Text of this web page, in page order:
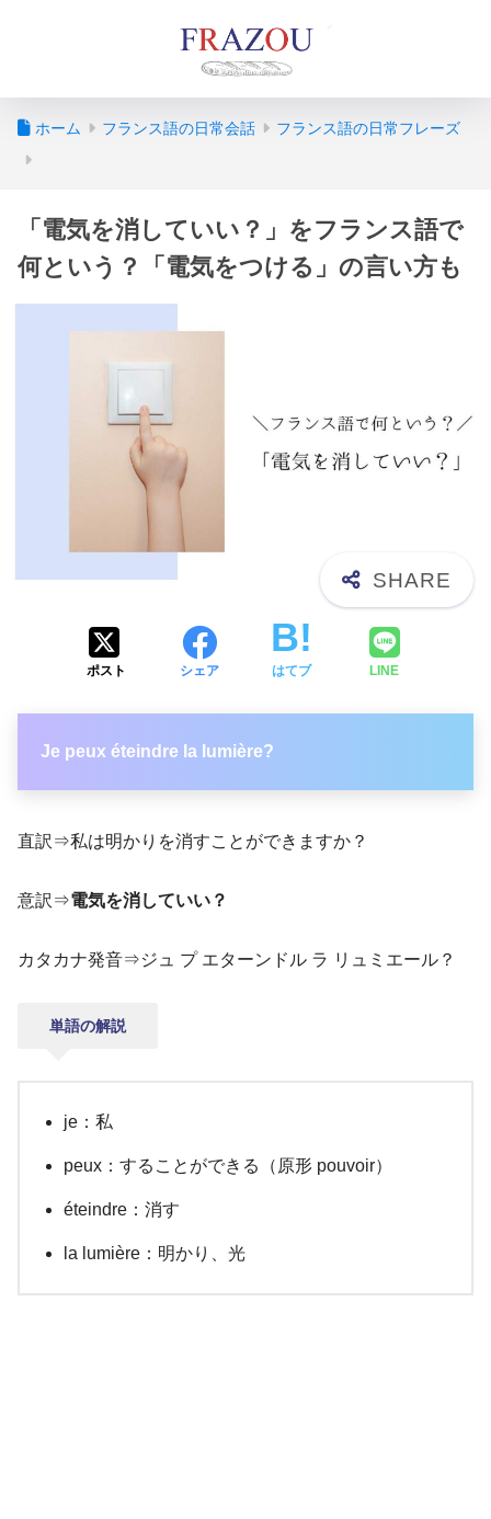
ホーム フランス語の日常会話 フランス語の日常フレーズ
「電気を消していい？」をフランス語で
何という？「電気をつける」の言い方も
ポスト シェア はてブ LINE
Je peux éteindre la lumière?
直訳⇒私は明かりを消すことができますか？
意訳⇒電気を消していい？
カタカナ発音⇒ジュ プ エターンドル ラ リュミエール？
単語の解説
je：私
peux：することができる（原形 pouvoir）
éteindre：消す
la lumière：明かり、光